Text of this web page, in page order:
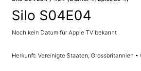
Silo S04E04
Noch kein Datum für Apple TV bekannt
Herkunft: Vereinigte Staaten, Grossbritannien